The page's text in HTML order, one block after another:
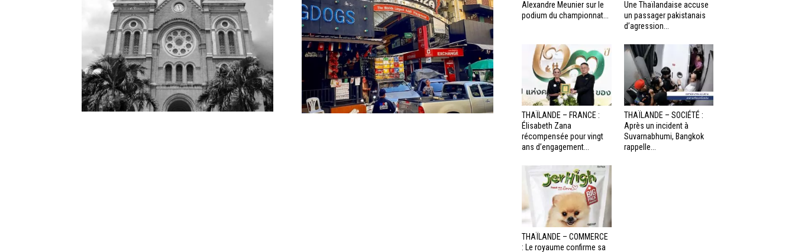
Alexandre Meunier sur le
podium du championnat...
Une Thaïlandaise accuse
un passager pakistanais
d’agression...
THAÏLANDE – FRANCE :
Élisabeth Zana
récompensée pour vingt
ans d’engagement...
THAÏLANDE – SOCIÉTÉ :
Après un incident à
Suvarnabhumi, Bangkok
rappelle...
THAÏLANDE – COMMERCE
: Le royaume confirme sa